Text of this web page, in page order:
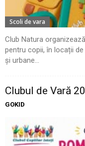
Scoli de vara
Club Natura
pentru copii, în locații
și urbane...
Clubul de Vară
GOKID